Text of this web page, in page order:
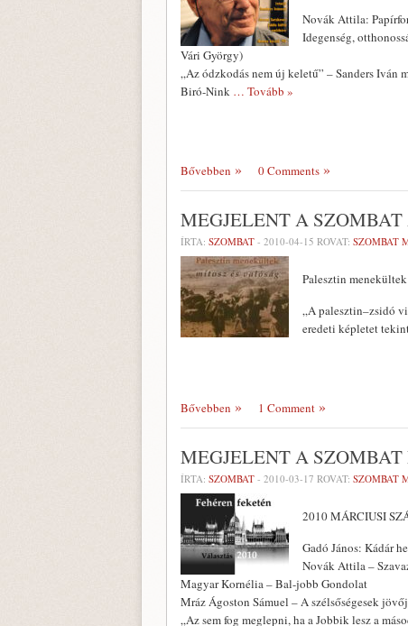
Novák Attila:
Idegenség,
Vári György)
„Az ódzkodás nem új keletű” – Sanders Iván
Biró-Nink … Tovább »
Bővebben 0 Comments
MEGJELENT A
ÍRTA: SZOMBAT - 2010-04-15 ROVAT: SZOMBAT
Palesztin
„A palesztin–zsidó
eredeti képletet
Bővebben 1 Comment
MEGJELENT A
ÍRTA: SZOMBAT - 2010-03-17 ROVAT: SZOMBAT
2010 MÁRCIUSI
Gadó János: Kádár
Novák Attila –
Magyar Kornélia – Bal-jobb Gondolat
Mráz Ágoston Sámuel – A szélsőségesek
„Az sem fog meglepni, ha a Jobbik lesz a